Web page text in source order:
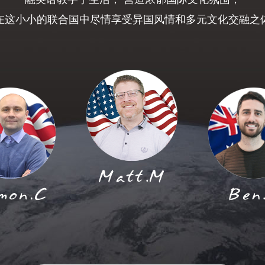
这小小的联合国中尽情享受异国风情和多元文化交融之